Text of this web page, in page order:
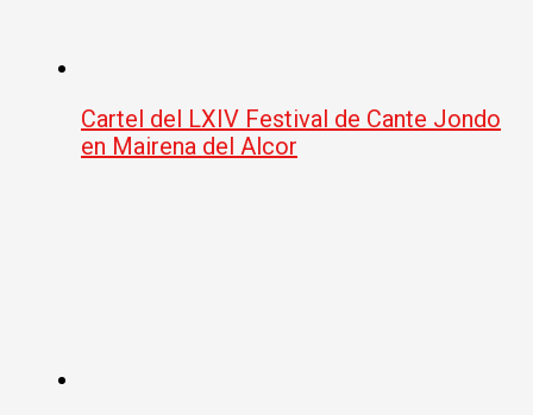
Cartel del LXIV Festival de Cante Jondo
en Mairena del Alcor